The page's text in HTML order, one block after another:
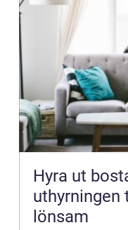
Hyra ut
uthyrningen
lönsam